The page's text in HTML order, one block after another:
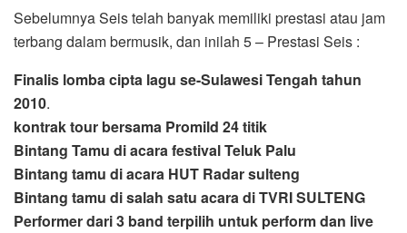
Sebelumnya Seis telah banyak memiliki prestasi atau jam
terbang dalam bermusik, dan inilah 5 – Prestasi Seis :
Finalis lomba cipta lagu se-Sulawesi Tengah tahun
2010.
kontrak tour bersama Promild 24 titik
Bintang Tamu di acara festival Teluk Palu
Bintang tamu di acara HUT Radar sulteng
Bintang tamu di salah satu acara di TVRI SULTENG
Performer dari 3 band terpilih untuk perform dan live